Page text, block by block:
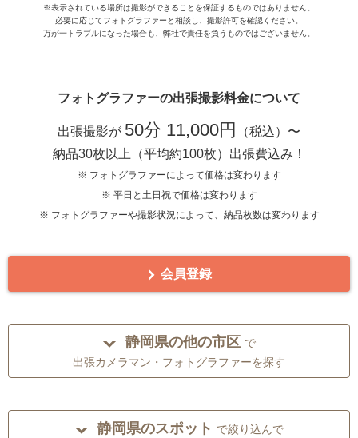
※表示されている場所は撮影ができることを保証するものではありません。
必要に応じてフォトグラファーと相談し、撮影許可を確認ください。
万が一トラブルになった場合も、弊社で責任を負うものではございません。
フォトグラファーの出張撮影料金について
出張撮影が 50分 11,000円
（税込）〜
納品30枚以上（平均約100枚）出張費込み！
※ フォトグラファーによって価格は変わります
※ 平日と土日祝で価格は変わります
※ フォトグラファーや撮影状況によって、納品枚数は変わります
会員登録
静岡県の他の市区 で
出張カメラマン・フォトグラファーを探す
静岡県のスポット で絞り込んで